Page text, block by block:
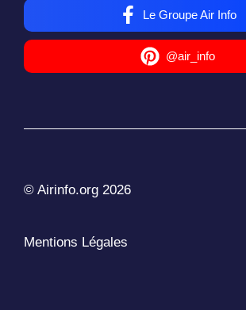
Le Groupe Air Info
@air_info
© Airinfo.org 2026
Mentions Légales